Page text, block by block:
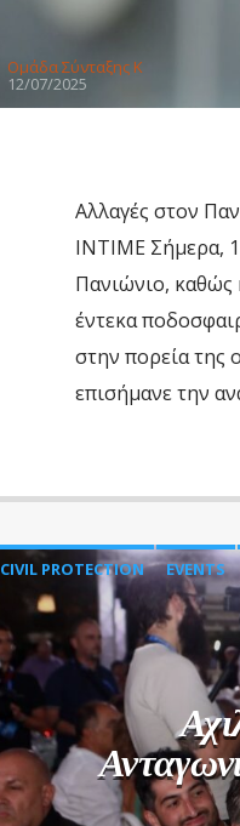
Oμάδα Σύνταξης Κ
12/07/2025
Αλλαγές στον
ΙΝΤΙΜΕ Σήμερα,
Πανιώνιο, καθώς
έντεκα
στην πορεία της
επισήμανε την
CIVIL PROTECTION EVENTS